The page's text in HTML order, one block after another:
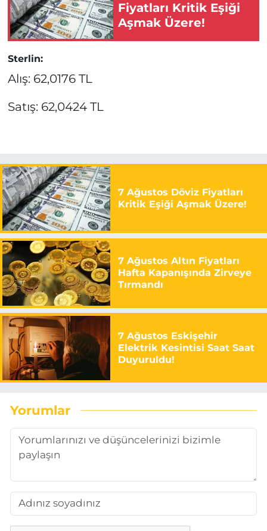
Fiyatları Kritik Eşiği
Aşmak Üzere!
Sterlin:
Alış: 62,0176 TL
Satış: 62,0424 TL
7 Ağustos Döviz Fiyatları
Kritik Eşiği Aşmak Üzere!
7 Ağustos Altın Fiyatları
Hafta Kapanışında Zirveye
Tırmandı
7 Ağustos Eskişehir
Elektrik Kesintisi Saat Saat
Duyuruldu!
Yorumlar